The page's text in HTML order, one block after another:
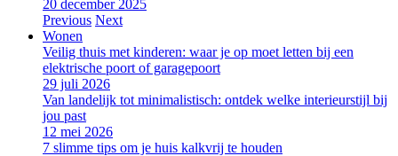
20 december 2025
Previous Next
Wonen
Veilig thuis met kinderen: waar je op moet letten bij een
elektrische poort of garagepoort
29 juli 2026
Van landelijk tot minimalistisch: ontdek welke interieurstijl bij
jou past
12 mei 2026
7 slimme tips om je huis kalkvrij te houden